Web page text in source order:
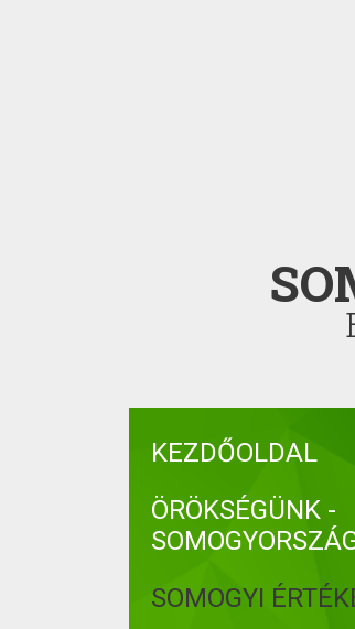
KEZDŐOLDAL
ÖRÖKSÉGÜNK -
SOMOGYI